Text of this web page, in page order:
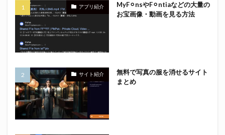
アプリ紹介
MyF⚪︎nsやF⚪︎ntiaなどの大量の
お宝画像・動画を見る方法
サイト紹介
無料で写真の服を消せるサイト
まとめ